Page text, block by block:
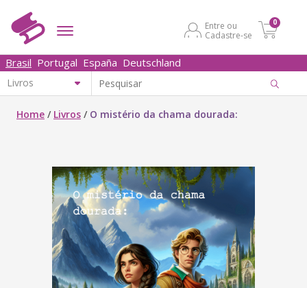
Entre ou
Cadastre-se
0
Brasil Portugal España Deutschland
Home / Livros / O mistério da chama dourada: